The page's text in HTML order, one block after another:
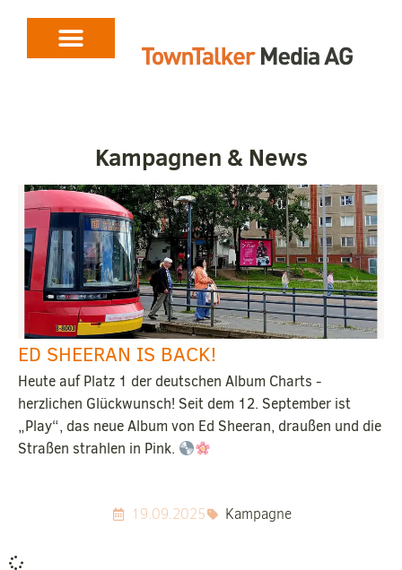
Kampagnen & News
ED SHEERAN IS BACK!
Heute auf Platz 1 der deutschen Album Charts -
herzlichen Glückwunsch! Seit dem 12. September ist
„Play“, das neue Album von Ed Sheeran, draußen und die
Straßen strahlen in Pink.
19.09.2025 Kampagne